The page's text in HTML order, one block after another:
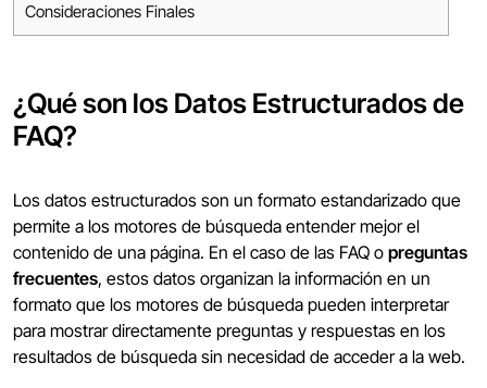
Consideraciones Finales
¿Qué son los Datos Estructurados de
FAQ?
Los datos estructurados son un formato estandarizado que
permite a los motores de búsqueda entender mejor el
contenido de una página. En el caso de las FAQ o preguntas
frecuentes, estos datos organizan la información en un
formato que los motores de búsqueda pueden interpretar
para mostrar directamente preguntas y respuestas en los
resultados de búsqueda sin necesidad de acceder a la web.